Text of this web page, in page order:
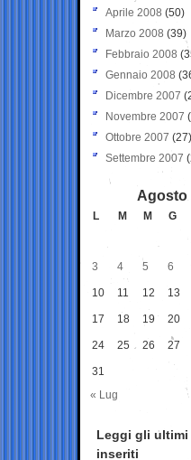
Aprile 2008 (50)
Marzo 2008 (39)
Febbraio 2008
Gennaio 2008
Dicembre 2007
Novembre 2007
Ottobre 2007 (27)
Settembre 2007
Agosto
L M M G
3 4 5 6
10 11 12 13
17 18 19 20
24 25 26 27
31
« Lug
Leggi gli
inseriti